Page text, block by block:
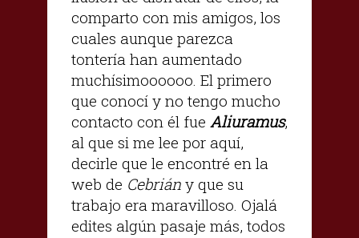
comparto con mis amigos, los
cuales aunque parezca
tontería han aumentado
muchísimoooooo. El primero
que conocí y no tengo mucho
contacto con él fue Aliuramus,
al que si me lee por aquí,
decirle que le encontré en la
web de Cebrián y que su
trabajo era maravilloso. Ojalá
edites algún pasaje más, todos